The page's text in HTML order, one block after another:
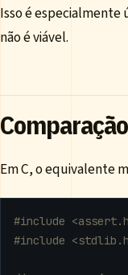
Isso é
não é viável.
Em C, o equivalente
#include
#include